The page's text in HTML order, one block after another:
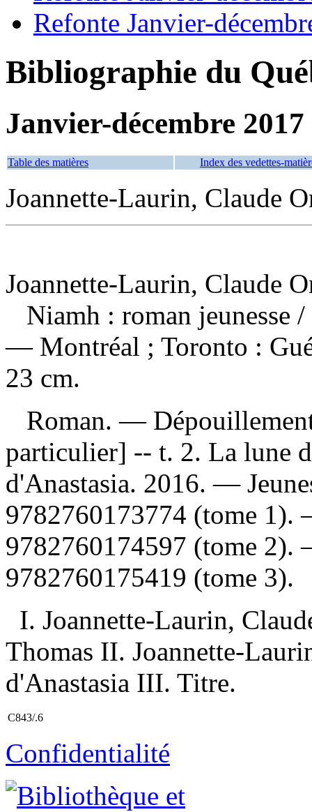
Refonte Janvier-
Bibliographie du
Janvier-décembre 2017
Table des matières Index des vedettes-
Joannette-Laurin, Claude
Joannette-Laurin, Claude
Niamh : roman jeunesse /
— Montréal ; Toronto :
23 cm.
Roman. —
particulier] -- t. 2. La lune
d'Anastasia. 2016. —
9782760173774 (tome 1).
9782760174597 (tome 2).
9782760175419 (tome 3).
I. Joannette-Laurin,
Thomas II. Joannette-
d'Anastasia III. Titre.
C843/.6
Confidentialité